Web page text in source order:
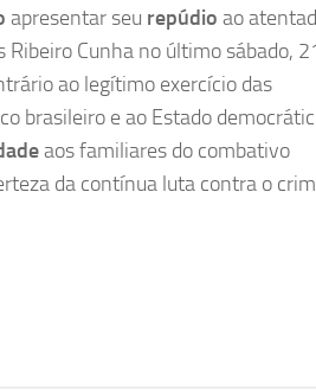
apresentar seu repúdio ao
Cunha no último sábado,
ao legítimo exercício das
brasileiro e ao Estado
aos familiares do combativo
da contínua luta contra o